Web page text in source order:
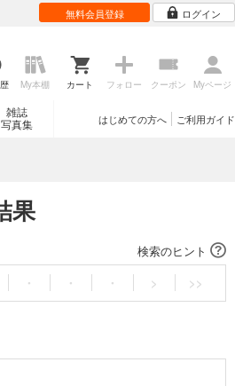
無料会員登録 ログイン
My本棚 カート フォロー クーポン Myページ
雑誌
写真集
ご利用ガイド
はじめての方へ
果
検索のヒント
・ ・ ・ > >>